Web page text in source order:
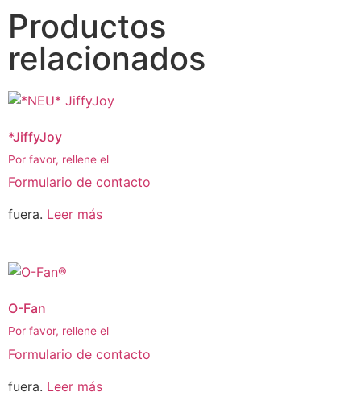
Productos
relacionados
*JiffyJoy
Por favor, rellene el
Formulario de contacto
fuera. Leer más
O-Fan
Por favor, rellene el
Formulario de contacto
fuera. Leer más